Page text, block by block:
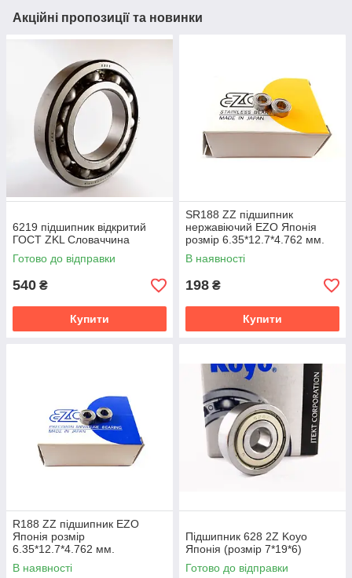
Акційні пропозиції та новинки
6219 підшипник відкритий
ГОСТ ZKL Словаччина
Готово до відправки
540 ₴
Купити
SR188 ZZ підшипник
нержавіючий EZO Японія
розмір 6.35*12.7*4.762 мм.
В наявності
198 ₴
Купити
R188 ZZ підшипник EZO
Японія розмір
6.35*12.7*4.762 мм.
В наявності
Підшипник 628 2Z Koyo
Японія (розмір 7*19*6)
Готово до відправки